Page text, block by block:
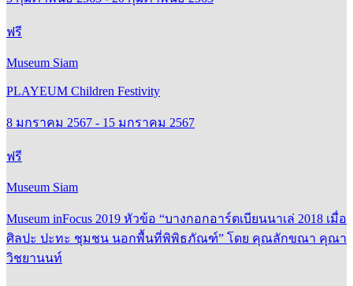
Museum Siam
PLAYEUM Children Festivity
8 มกราคม 2567 - 15 มกราคม 2567
Museum Siam
Museum inFocus 2019 หัวข้อ “บางกอกอาร์ตเบียนนาเล่ 2018 เมื่อ
ศิลปะ ปะทะ ชุมชน นอกพื้นที่พิพิธภัณฑ์” โดย คุณลักขณา คุณา
วิชยานนท์